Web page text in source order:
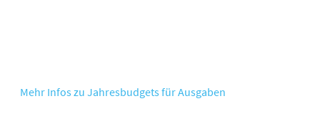
Mehr Infos zu Jahresbudgets für Ausgaben